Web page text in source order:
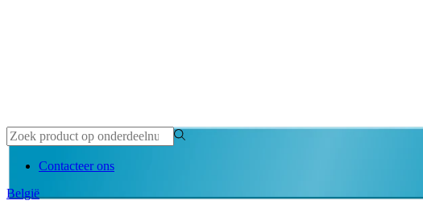
Contacteer ons
België